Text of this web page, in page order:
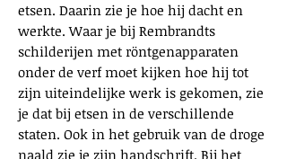
etsen. Daarin zie je hoe hij dacht en
werkte. Waar je bij Rembrandts
schilderijen met röntgenapparaten
onder de verf moet kijken hoe hij tot
zijn uiteindelijke werk is gekomen, zie
je dat bij etsen in de verschillende
staten. Ook in het gebruik van de droge
naald zie je zijn handschrift. Bij het